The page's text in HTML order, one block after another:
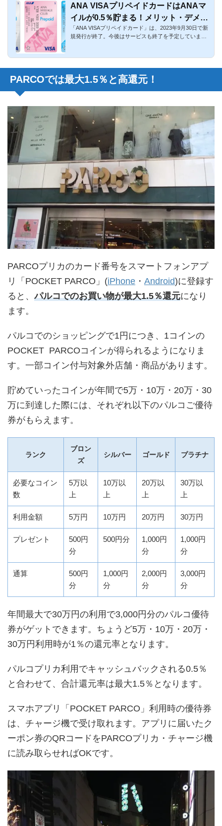
ANA VISAプリペイドカードはANAマ
イルが0.5％貯まる！メリット・デメリ
ットまとめ
「ANA VISAプリペイドカード」は、2023年9月30日で新
規発行が終了。今後はサービスも終了を予定していま
PARCOでは最大1.5％と高還元！
PARCOプリカのカード番号をスマートフォンアプ
リ「POCKET PARCO」(iPhone ・ Android)に登録す
ると、パルコでのお買い物が最大1.5％還元になり
ます。
パルコでのショッピングで1円につき、1コインの
POCKET PARCOコインが得られるようになりま
す。一部コイン付与対象外店舗・商品があります。
貯めていったコインが年間で5万・10万・20万・30
万に到達した際には、それぞれ以下のパルコご優待
券がもらえます。
ランク
ブロン
ズ
シルバー ゴールド プラチナ
必要なコイン
数
5万以
上
10万以
上
20万以
上
30万以
上
利用金額 5万円 10万円 20万円 30万円
プレゼント
500円
分
500円分
1,000円
分
1,000円
分
通算
500円
分
1,000円
分
2,000円
分
3,000円
分
年間最大で30万円の利用で3,000円分のパルコ優待
券がゲットできます。ちょうど5万・10万・20万・
30万円利用時が1％の還元率となります。
パルコプリカ利用でキャッシュバックされる0.5％
と合わせて、合計還元率は最大1.5％となります。
スマホアプリ「POCKET PARCO」利用時の優待券
は、チャージ機で受け取れます。アプリに届いたク
ーポン券のQRコードをPARCOプリカ・チャージ機
に読み取らせればOKです。